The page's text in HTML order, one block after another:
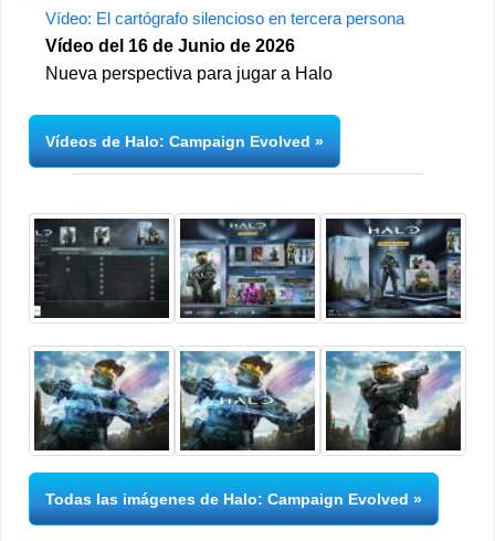
Vídeo: El cartógrafo silencioso en tercera persona
Vídeo del 16 de Junio de 2026
Nueva perspectiva para jugar a Halo
Vídeos de Halo: Campaign Evolved
Todas las imágenes de Halo: Campaign Evolved